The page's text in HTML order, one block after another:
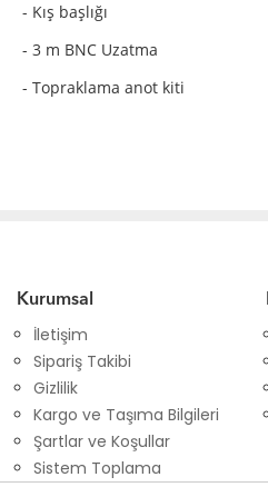
- Kış başlığı
- 3 m BNC Uzatma
- Topraklama anot kiti
Kurumsal
İletişim
Sipariş Takibi
Gizlilik
Kargo ve Taşıma Bilgileri
Şartlar ve Koşullar
Sistem Toplama